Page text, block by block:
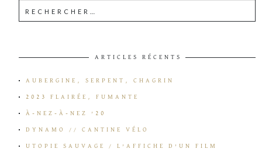
ARTICLES RÉCENTS
AUBERGINE, SERPENT, CHAGRIN
2023 FLAIRÉE, FUMANTE
À-NEZ-À-NEZ ’20
DYNAMO // CANTINE VÉLO
UTOPIE SAUVAGE / L’AFFICHE D’UN FILM